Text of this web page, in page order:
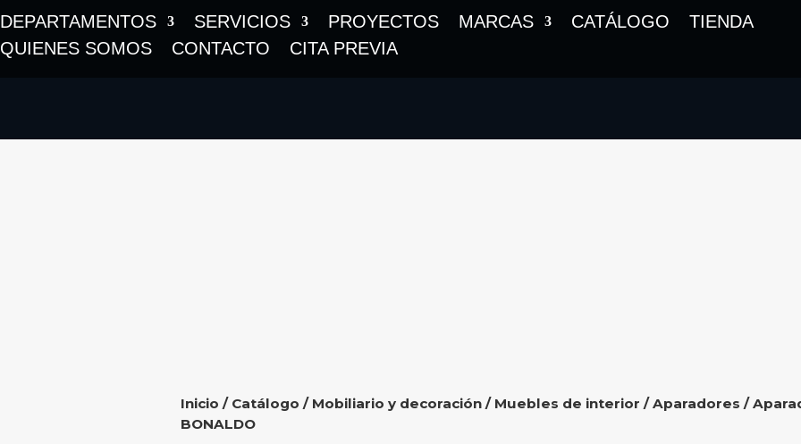
DEPARTAMENTOS SERVICIOS PROYECTOS MARCAS CATÁLOGO
TIENDA
QUIENES SOMOS
CONTACTO CITA PREVIA
Inicio / Catálogo / Mobiliario y decoración/ Muebles de interior /Aparadores /
BONALDO